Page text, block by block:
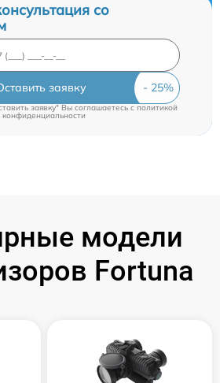
со
заявку
заявку" Вы соглашаетесь c политикой
конфиденциальности
модели
Fortuna